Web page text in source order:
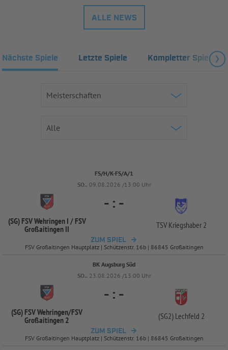
ALLE NEWS
Nächste Spiele Letzte Spiele Kompletter Spielplan
FS/H/K-FS/A/1
SO.. 09.08.2026 /13:00 Uhr
(SG) FSV Wehringen I /FSV
Großaitingen II
- : -
TSV Kriegshaber 2
ZUM SPIEL
FSV Großaitingen Hauptplatz | Schützenstr. 16b | 86845 Großaitingen
BK Augsburg Süd
SO.. 23.08.2026 /13:00 Uhr
(SG) FSV Wehringen/FSV
Großaitingen 2
- : -
(SG2) Lechfeld 2
ZUM SPIEL
FSV Großaitingen Hauptplatz | Schützenstr. 16b | 86845 Großaitingen